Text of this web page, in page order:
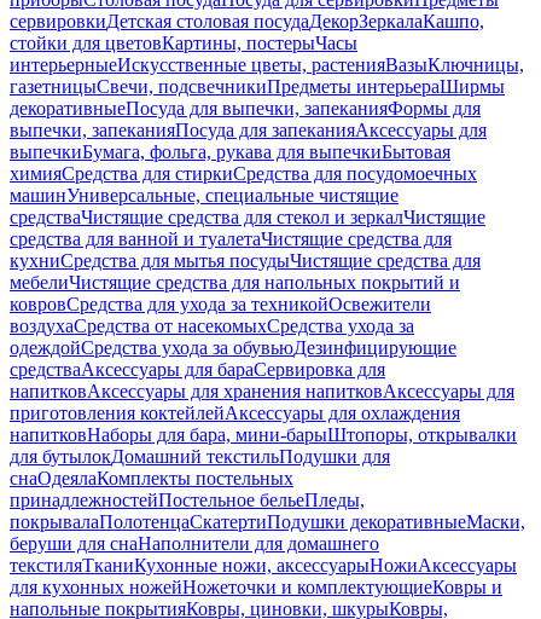
сервировкиДетская столовая посудаДекорЗеркалаКашпо,
стойки для цветовКартины, постерыЧасы
интерьерныеИскусственные цветы, растенияВазыКлючницы,
газетницыСвечи, подсвечникиПредметы интерьераШирмы
декоративныеПосуда для выпечки, запеканияФормы для
выпечки, запеканияПосуда для запеканияАксессуары для
выпечкиБумага, фольга, рукава для выпечкиБытовая
химияСредства для стиркиСредства для посудомоечных
машинУниверсальные, специальные чистящие
средстваЧистящие средства для стекол и зеркалЧистящие
средства для ванной и туалетаЧистящие средства для
кухниСредства для мытья посудыЧистящие средства для
мебелиЧистящие средства для напольных покрытий и
ковровСредства для ухода за техникойОсвежители
воздухаСредства от насекомыхСредства ухода за
одеждойСредства ухода за обувьюДезинфицирующие
средстваАксессуары для бараСервировка для
напитковАксессуары для хранения напитковАксессуары для
приготовления коктейлейАксессуары для охлаждения
напитковНаборы для бара, мини-барыШтопоры, открывалки
для бутылокДомашний текстильПодушки для
снаОдеялаКомплекты постельных
принадлежностейПостельное бельеПледы,
покрывалаПолотенцаСкатертиПодушки декоративныеМаски,
беруши для снаНаполнители для домашнего
текстиляТканиКухонные ножи, аксессуарыНожиАксессуары
для кухонных ножейНожеточки и комплектующиеКовры и
напольные покрытияКовры, циновки, шкурыКовры,